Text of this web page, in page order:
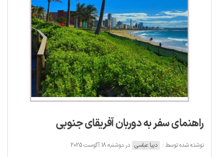
راهنمای سفر به دوربان آفریقای جنوبی
نوشته شده توسط : دیبا عباسی در دوشنبه 18 آگوست 2025